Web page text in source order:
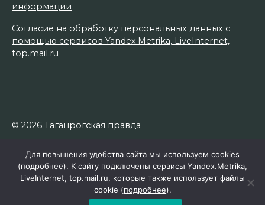
информации
Согласие на обработку персональных данных с
помощью сервисов Yandex.Metrika, LiveInternet,
top.mail.ru
© 2026 Таганрогская правда
Для повышения удобства сайта мы используем cookies
(подробнее). К сайту подключены сервисы Yandex.Metrika,
LiveInternet, top.mail.ru, которые также использует файлы
cookie (подробнее).